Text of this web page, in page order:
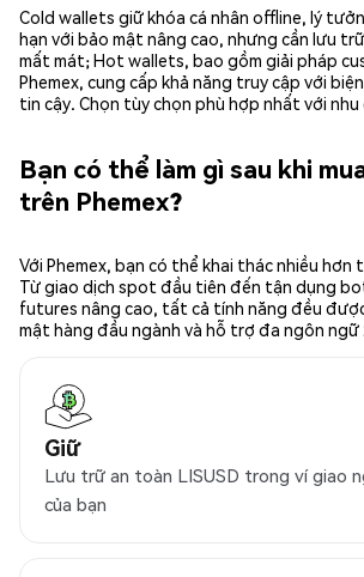
Cold wallets giữ khóa cá nhân offline, lý
hạn với bảo mật nâng cao, nhưng cần lưu
mất mát; Hot wallets, bao gồm giải pháp
Phemex, cung cấp khả năng truy cập với
tin cậy. Chọn tùy chọn phù hợp nhất với nhu
Bạn có thể làm gì sau khi
trên Phemex?
Với Phemex, bạn có thể khai thác nhiều hơn
Từ giao dịch spot đầu tiên đến tận dụng
futures nâng cao, tất cả tính năng đều
mật hàng đầu ngành và hỗ trợ đa ngôn ngữ
Giữ
Lưu trữ an toàn LISUSD trong ví giao
của bạn